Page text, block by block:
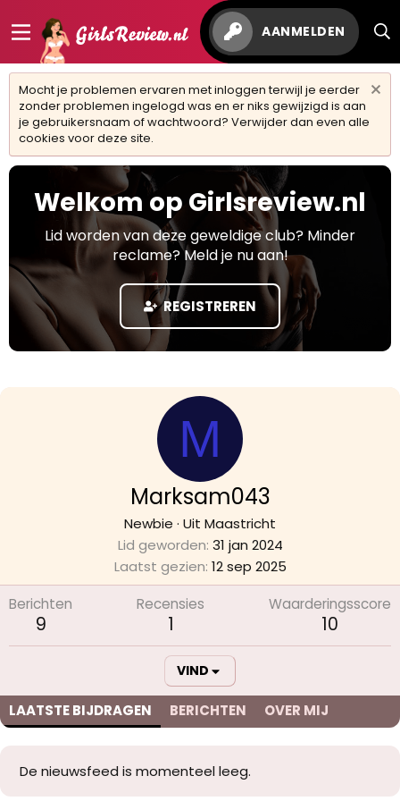
AANMELDEN
Mocht je problemen ervaren met inloggen terwijl je eerder
zonder problemen ingelogd was en er niks gewijzigd is aan
je gebruikersnaam of wachtwoord? Verwijder dan even alle
cookies voor deze site.
Welkom op Girlsreview.nl
Lid worden van deze geweldige club? Minder
reclame? Meld je nu aan!
REGISTREREN
M
Marksam043
Newbie · Uit Maastricht
Lid geworden 31 jan 2024
Laatst gezien 12 sep 2025
Berichten
9
Recensies
1
Waarderingsscore
10
VIND
LAATSTE BIJDRAGEN BERICHTEN OVER MIJ
De nieuwsfeed is momenteel leeg.